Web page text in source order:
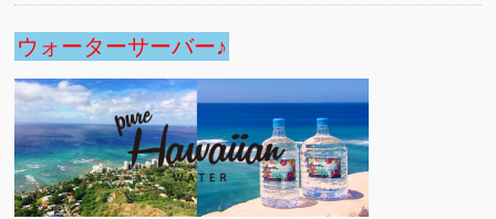
ウォーターサーバー♪